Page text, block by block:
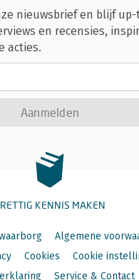
nieuwsbrief en blijf
en recensies,
acties.
Aanmelden
KENNIS MAKEN
Algemene
Cookies
Cookie
Service & Contact